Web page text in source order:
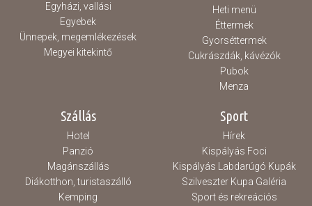
Egyházi, vallási
Egyebek
Ünnepek, megemlékezések
Megyei kitekintő
Heti menü
Éttermek
Gyorséttermek
Cukrászdák, kávézók
Pubok
Menza
Szállás
Hotel
Panzió
Magánszállás
Diákotthon, turistaszálló
Kemping
Sport
Hírek
Kispályás Foci
Kispályás Labdarúgó Kupák
Szilveszter Kupa Galéria
Sport és rekreációs